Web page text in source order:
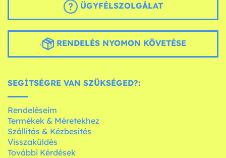
ÜGYFÉLSZOLGÁLAT
RENDELÉS NYOMON KÖVETÉSE
SEGÍTSÉGRE VAN SZÜKSÉGED?:
Rendeléseim
Termékek & Méretekhez
Szállítás & Kézbesítés
Visszaküldés
További Kérdések